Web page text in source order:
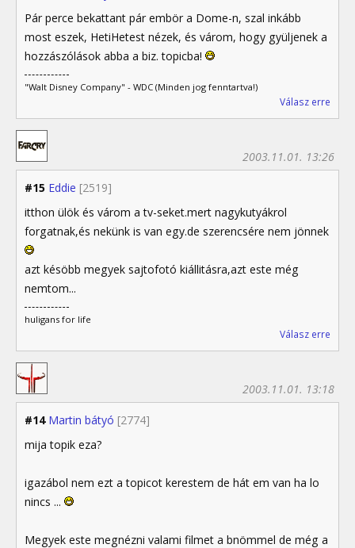
Pár perce bekattant pár embör a Dome-n, szal inkább
most eszek, HetiHetest nézek, és várom, hogy gyüljenek a
hozzászólások abba a biz. topicba!
"Walt Disney Company" - WDC (Minden jog fenntartva!)
Válasz erre
#15 Eddie [2519]
2003.11.01. 13:26
itthon ülök és várom a tv-seket.mert nagykutyákrol
forgatnak,és nekünk is van egy.de szerencsére nem jönnek
azt késöbb megyek sajtofotó kiállitásra,azt este még
nemtom...
huligans for life
Válasz erre
#14 Martin bátyó [2774]
2003.11.01. 13:18
mija topik eza?
igazábol nem ezt a topicot kerestem de hát em van ha lo
nincs ...
Megyek este megnézni valami filmet a bnömmel de még a